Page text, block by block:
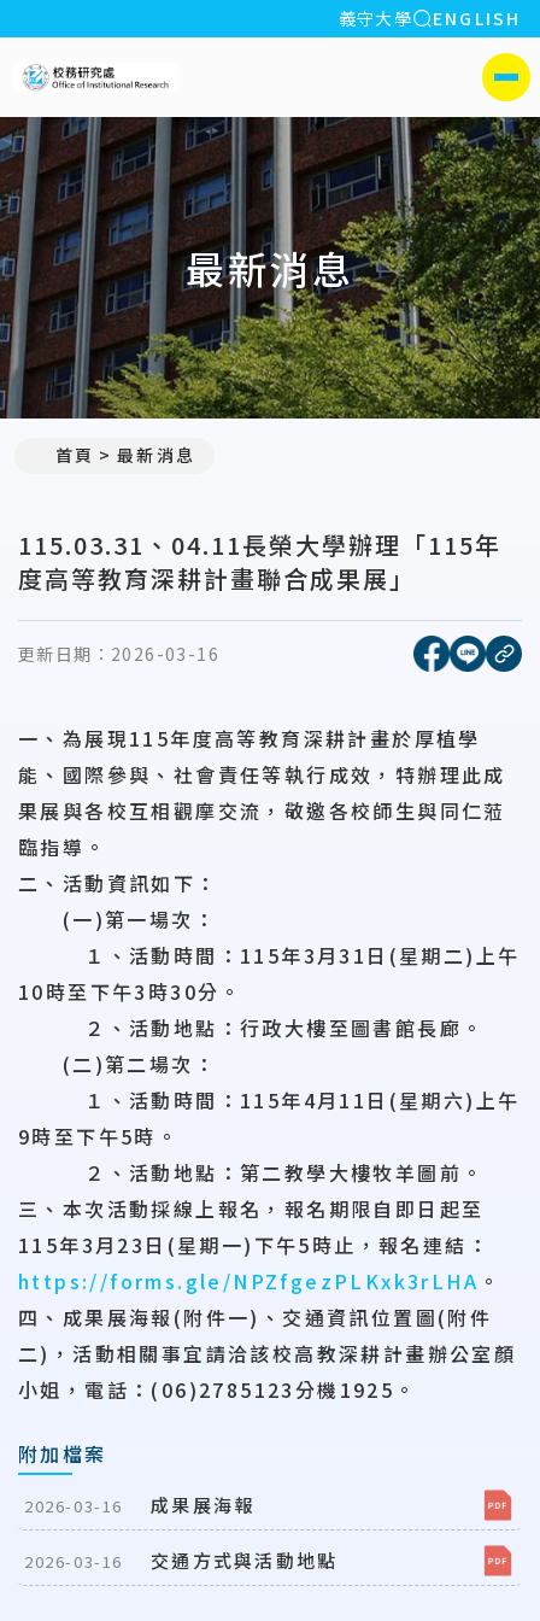
:::
義守大學 全站搜索
ENGLISH
側選單
最新消息
首頁 最新消息
115.03.31、04.11長榮大學辦理「115年
度高等教育深耕計畫聯合成果展」
更新日期： 2026-03-16 [另開新
[另開
複
一、為展現115年度高等教育深耕計畫於厚植學
能、國際參與、社會責任等執行成效，特辦理此成
果展與各校互相觀摩交流，敬邀各校師生與同仁蒞
臨指導。
二、活動資訊如下：
(一)第一場次：
１、活動時間：115年3月31日(星期二)上午
10時至下午3時30分。
２、活動地點：行政大樓至圖書館長廊。
(二)第二場次：
１、活動時間：115年4月11日(星期六)上午
9時至下午5時。
２、活動地點：第二教學大樓牧羊圖前。
三、本次活動採線上報名，報名期限自即日起至
115年3月23日(星期一)下午5時止，報名連結：
https://forms.gle/NPZfgezPLKxk3rLHA 。
四、成果展海報(附件一)、交通資訊位置圖(附件
二)，活動相關事宜請洽該校高教深耕計畫辦公室顏
小姐，電話：(06)2785123分機1925。
附加檔案
2026-03-16 成果展海報
2026-03-16 交通方式與活動地點